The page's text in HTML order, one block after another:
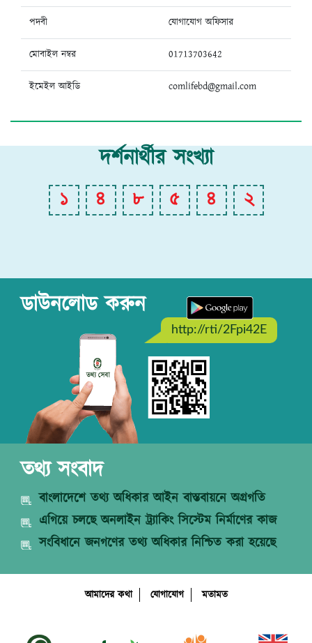
পদবী যোগাযোগ অফিসার
মোবাইল নম্বর 01713703642
ইমেইল আইডি comlifebd@gmail.com
দর্শনার্থীর সংখ্যা
১ ৪ ৮ ৫ ৪ ২
ডাউনলোড করুন
http://rti/2Fpi42E
তথ্য সংবাদ
বাংলাদেশে তথ্য অধিকার আইন বাস্তবায়নে অগ্রগতি
এগিয়ে চলছে অনলাইন ট্র্যাকিং সিস্টেম নির্মাণের কাজ
সংবিধানে জনগণের তথ্য অধিকার নিশ্চিত করা হয়েছে
আমাদের কথা যোগাযোগ মতামত